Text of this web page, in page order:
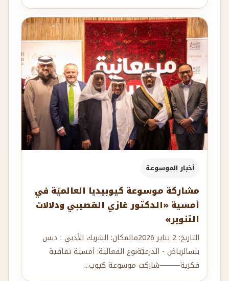
أخبار الموسوعة
مشاركة موسوعة كيوبيديا العالميّة في
أمسية «الدكتور غازي القصيبي ودلالات
التنوير»
التاريخ: 2 يناير 2026مالمكان: الشريك الأدبي : دبس
بلسالرياض - الدرعيّةنوع الفعالية: أمسية ثقافية
فكرية⸻شاركت موسوعة كيوب...